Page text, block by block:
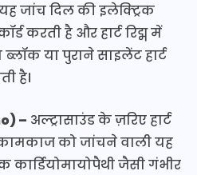
जांच दिल की इलेक्ट्रिक
करती है और हार्ट रिद्म में
या पुराने साइलेंट हार्ट
है।
– अल्ट्रासाउंड के ज़रिए हार्ट
को जांचने वाली यह
कार्डियोमायोपैथी जैसी गंभीर